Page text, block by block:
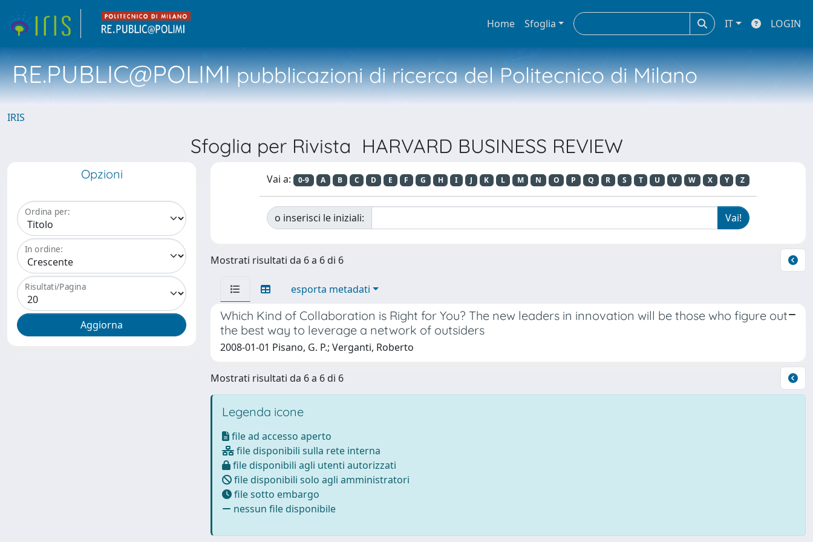
Home Sfoglia IT LOGIN
RE.PUBLIC@POLIMIpubblicazioni di ricerca del Politecnico di Milano
IRIS
Sfoglia per Rivista HARVARD BUSINESS REVIEW
Opzioni
Ordina per:
In ordine:
Risultati/Pagina
Vai a: 0-9 A B C D E F G H I J K L M N O P Q R S T U V W X Y Z
o inserisci le iniziali:
Mostrati risultati da 6 a 6 di 6
esporta metadati
Which Kind of Collaboration is Right for You? The new leaders in innovation will be those who figure out
the best way to leverage a network of outsiders
2008-01-01 Pisano, G. P.; Verganti, Roberto
Mostrati risultati da 6 a 6 di 6
Legenda icone
file ad accesso aperto
file disponibili sulla rete interna
file disponibili agli utenti autorizzati
file disponibili solo agli amministratori
file sotto embargo
nessun file disponibile